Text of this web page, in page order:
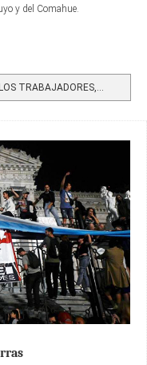
y del Comahue.
TRABAJADORES,...